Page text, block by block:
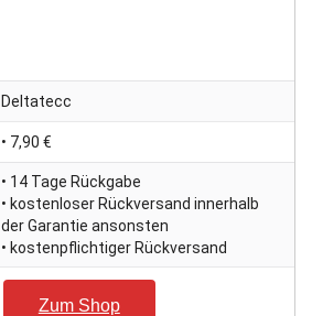
Deltatecc
• 7,90 €
• 14 Tage Rückgabe
• kostenloser Rückversand innerhalb
der Garantie ansonsten
• kostenpflichtiger Rückversand
Zum Shop